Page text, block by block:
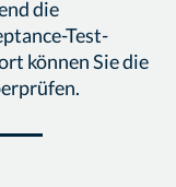
die
Test-
können Sie die